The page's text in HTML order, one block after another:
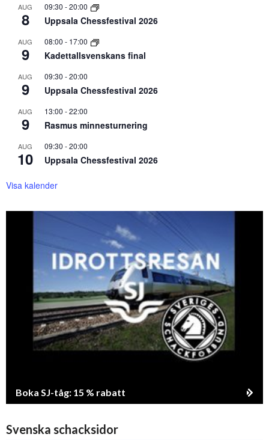
AUG
8
09:30 -20:00
Uppsala Chessfestival 2026
AUG
9
08:00 - 17:00
Kadettallsvenskans final
AUG
9
09:30 -20:00
Uppsala Chessfestival 2026
AUG
9
13:00 -22:00
Rasmus minnesturnering
AUG
10
09:30 -20:00
Uppsala Chessfestival 2026
Visa kalender
Boka SJ-tåg: 15 % rabatt
Svenska schacksidor